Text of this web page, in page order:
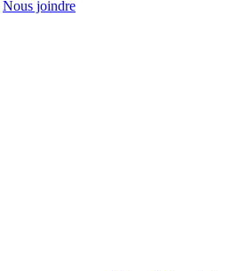
Nous joindre